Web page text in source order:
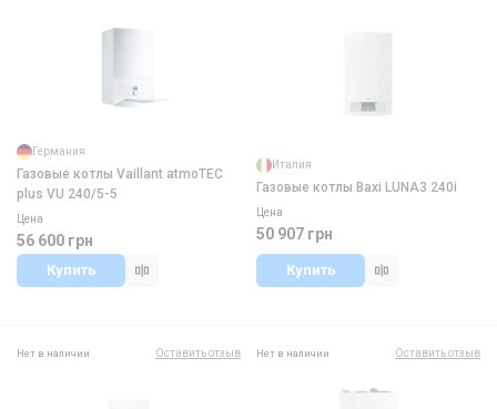
Германия
Газовые котлы Vaillant atmoTEC
plus VU 240/5-5
Цена
56 600 грн
Купить
Италия
Газовые котлы Baxi LUNA3 240i
Цена
50 907 грн
Купить
Нет в наличии Оставить отзыв Нет в наличии Оставить отзыв